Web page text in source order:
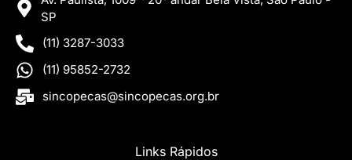
SP
(11) 3287-3033
(11) 95852-2732
sincopecas@sincopecas.org.br
Links Rápidos